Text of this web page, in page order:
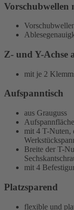
Vorschubwellen
Z- und Y-Achse
mit je 2
Aufspanntisch
aus Grauguss
mit 4 T-Nuten,
Breite der T-
mit 4
Platzsparend
flexible und